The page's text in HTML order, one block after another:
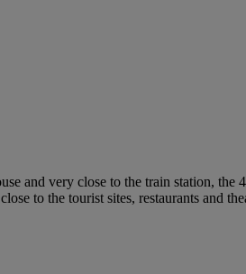
and very close to the train station,
to the tourist sites, restaurants and